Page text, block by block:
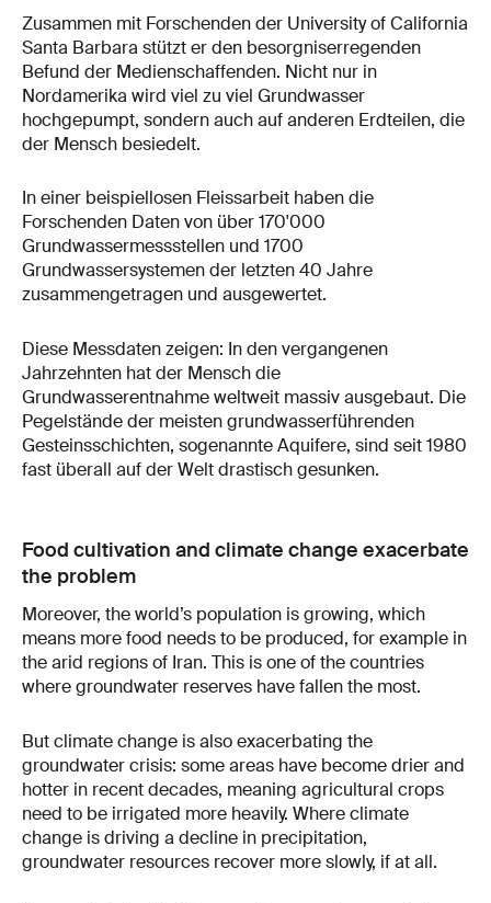
Zusammen mit Forschenden der University of California
Santa Barbara stützt er den besorgniserregenden
Befund der Medienschaffenden. Nicht nur in
Nordamerika wird viel zu viel Grundwasser
hochgepumpt, sondern auch auf anderen Erdteilen, die
der Mensch besiedelt.
In einer beispiellosen Fleissarbeit haben die
Forschenden Daten von über 170'000
Grundwassermessstellen und 1700
Grundwassersystemen der letzten 40 Jahre
zusammengetragen und ausgewertet.
Diese Messdaten zeigen: In den vergangenen
Jahrzehnten hat der Mensch die
Grundwasserentnahme weltweit massiv ausgebaut. Die
Pegelstände der meisten grundwasserführenden
Gesteinsschichten, sogenannte Aquifere, sind seit 1980
fast überall auf der Welt drastisch gesunken.
Food cultivation and climate change exacerbate
the problem
Moreover, the world’s population is growing, which
means more food needs to be produced, for example in
the arid regions of Iran. This is one of the countries
where groundwater reserves have fallen the most.
But climate change is also exacerbating the
groundwater crisis: some areas have become drier and
hotter in recent decades, meaning agricultural crops
need to be irrigated more heavily. Where climate
change is driving a decline in precipitation,
groundwater resources recover more slowly, if at all.